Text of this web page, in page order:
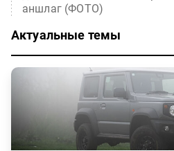
аншлаг (ФОТО)
Актуальные темы